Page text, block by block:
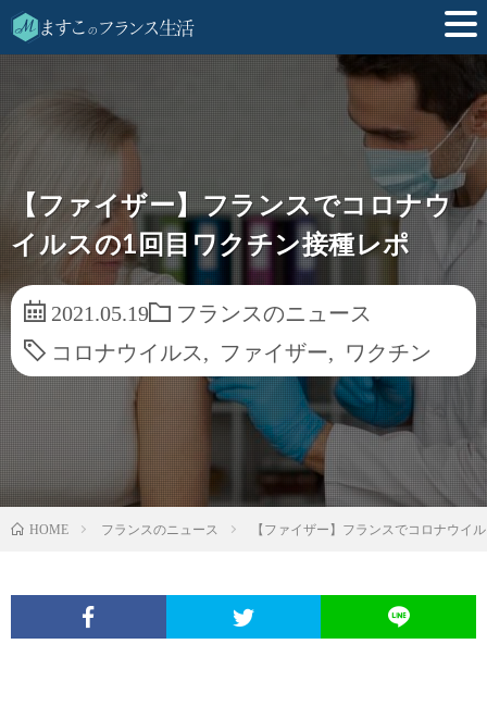
【ファイザー】フランスでコロナウ
イルスの1回目ワクチン接種レポ
2021.05.19
フランスのニュース
コロナウイルス
ファイザー ワクチン
HOME フランスのニュース 【ファイザー】フランスでコロナウイ